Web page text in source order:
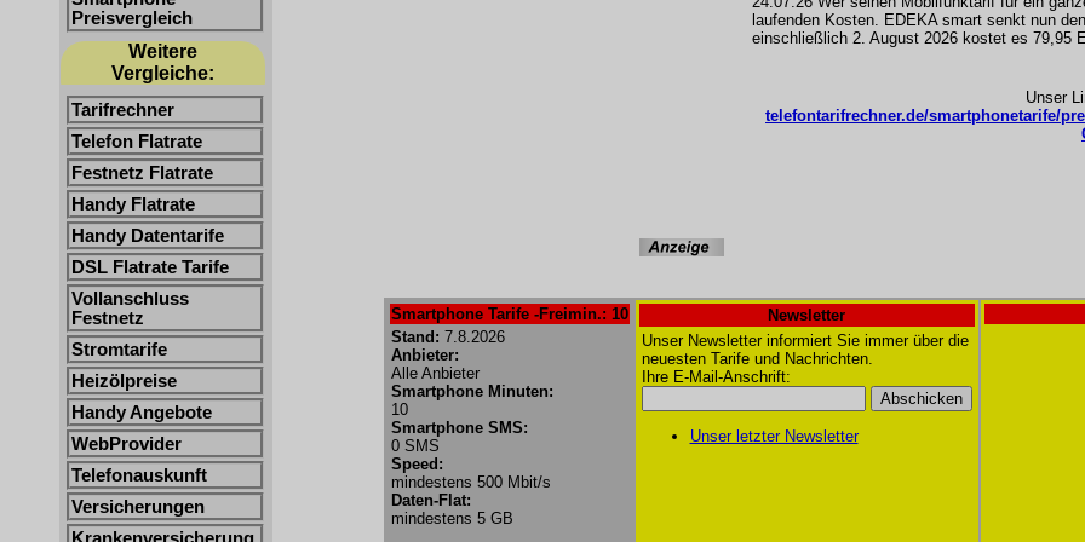
Preisvergleich
Weitere
Vergleiche:
Tarifrechner
Telefon Flatrate
Festnetz Flatrate
Handy Flatrate
Handy Datentarife
DSL Flatrate Tarife
Vollanschluss
Festnetz
Stromtarife
Heizölpreise
Handy Angebote
WebProvider
Telefonauskunft
Versicherungen
laufenden Kosten. EDEKA smart senkt nun
einschließlich 2. August 2026 kostet es 79,95
Unser
telefontarifrechner.de/smartphonetarife/
Smartphone Tarife -Freimin.: 10
Stand: 7.8.2026
Anbieter:
Alle Anbieter
Smartphone Minuten:
10
Smartphone SMS:
0 SMS
Speed:
mindestens 500 Mbit/s
Daten-Flat:
mindestens 5 GB
Newsletter
Unser Newsletter informiert Sie immer über die
neuesten Tarife und Nachrichten.
Ihre E-Mail-Anschrift:
Unser letzter Newsletter